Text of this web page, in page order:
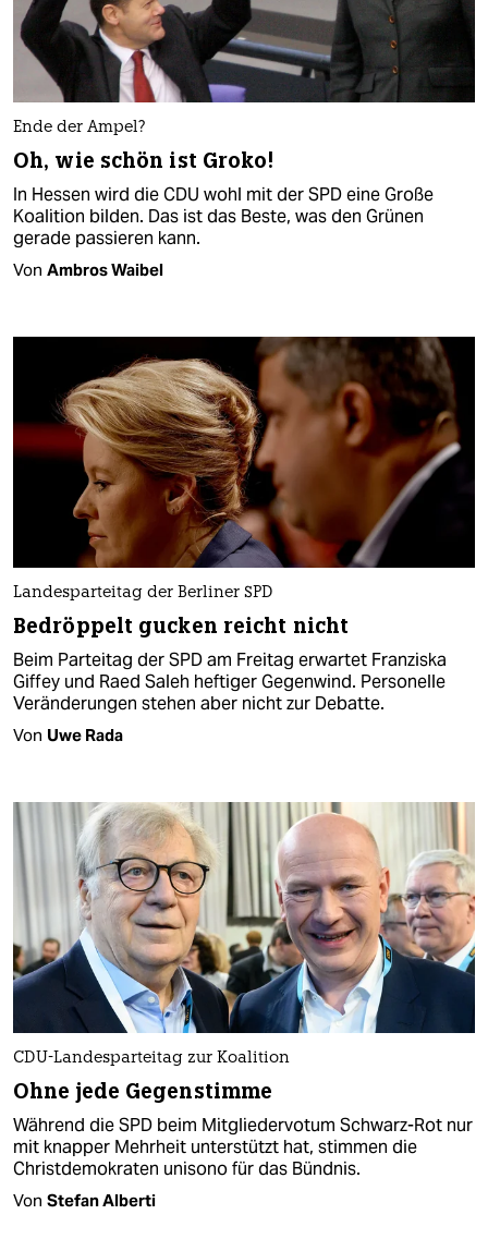
Ende der Ampel?
Oh, wie schön ist Groko!
In Hessen wird die CDU wohl mit der SPD eine Große
Koalition bilden. Das ist das Beste, was den Grünen
gerade passieren kann.
Von Ambros Waibel
Landesparteitag der Berliner SPD
Bedröppelt gucken reicht nicht
Beim Parteitag der SPD am Freitag erwartet Franziska
Giffey und Raed Saleh heftiger Gegenwind. Personelle
Veränderungen stehen aber nicht zur Debatte.
Von Uwe Rada
CDU-Landesparteitag zur Koalition
Ohne jede Gegenstimme
Während die SPD beim Mitgliedervotum Schwarz-Rot nur
mit knapper Mehrheit unterstützt hat, stimmen die
Christdemokraten unisono für das Bündnis.
Von Stefan Alberti